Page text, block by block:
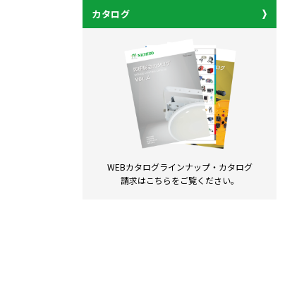
カタログ
WEBカタログラインナップ・ カタログ
請求はこちらをご覧ください。